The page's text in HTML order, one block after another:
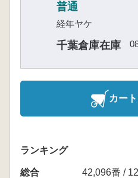
普通
経年ヤケ
千葉倉庫在庫
カー
ランキング
総合
42,096番 /